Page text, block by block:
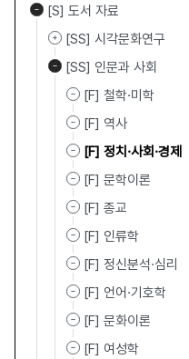
[S] 도서 자료
[SS] 시각문화연구
[SS] 인문과 사회
[F] 철학·미학
[F] 역사
[F] 정치·사회·경제
[F] 문학이론
[F] 종교
[F] 인류학
[F] 정신분석·심리
[F] 언어·기호학
[F] 문화이론
[F] 여성학